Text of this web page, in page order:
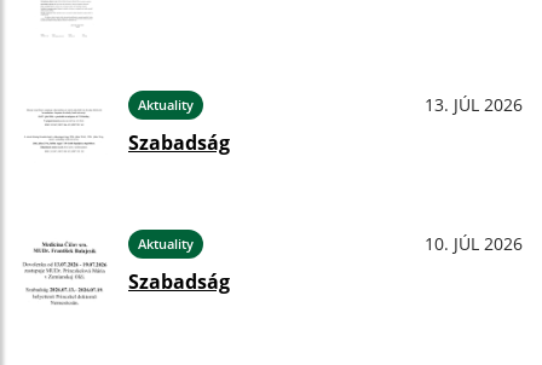
Aktuality 13. JÚL 2026
Szabadság
Aktuality 10. JÚL 2026
Szabadság